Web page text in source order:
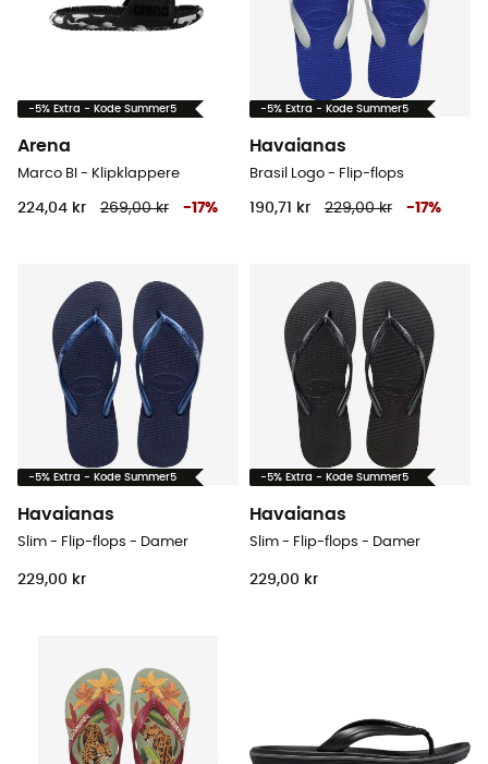
-5% Extra - Kode Summer5
Arena
Marco BI - Klipklappere
224,04 kr 269,00 kr -17%
-5% Extra - Kode Summer5
Havaianas
Brasil Logo - Flip-flops
190,71 kr 229,00 kr -17%
-5% Extra - Kode Summer5
Havaianas
Slim - Flip-flops - Damer
229,00 kr
-5% Extra - Kode Summer5
Havaianas
Slim - Flip-flops - Damer
229,00 kr